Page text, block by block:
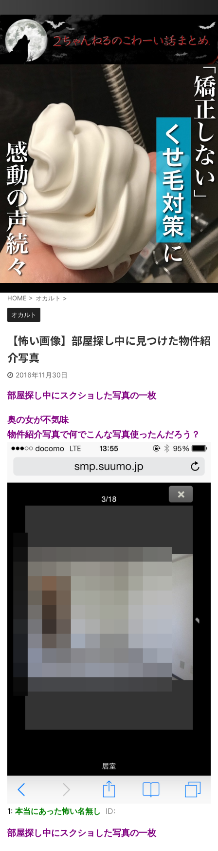
HOME > オカルト >
オカルト
【怖い画像】部屋探し中に見つけた物件紹
介写真
2016年11月30日
部屋探し中にスクショした写真の一枚
奥の女が不気味
物件紹介写真で何でこんな写真使ったんだろう？
1: 本当にあった怖い名無し ID:
部屋探し中にスクショした写真の一枚